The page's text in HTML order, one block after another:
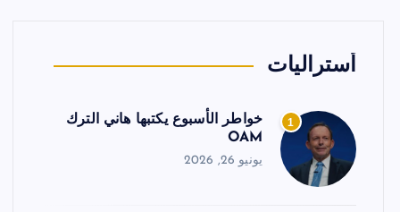
أستراليات
1
خواطر الأسبوع يكتبها هاني الترك
OAM
يونيو 26, 2026